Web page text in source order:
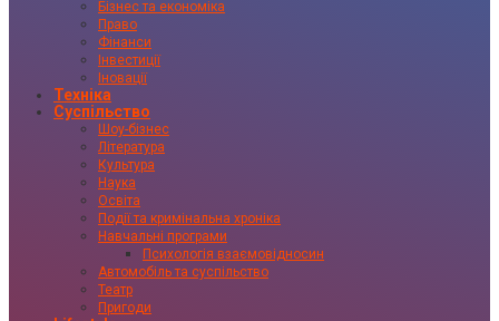
Бізнес та економіка
Право
Фінанси
Інвестиції
Іновації
Техніка
Суспільство
Шоу-бізнес
Література
Культура
Наука
Освіта
Події та кримінальна хроніка
Навчальні програми
Психологія взаємовідносин
Автомобіль та суспільство
Театр
Пригоди